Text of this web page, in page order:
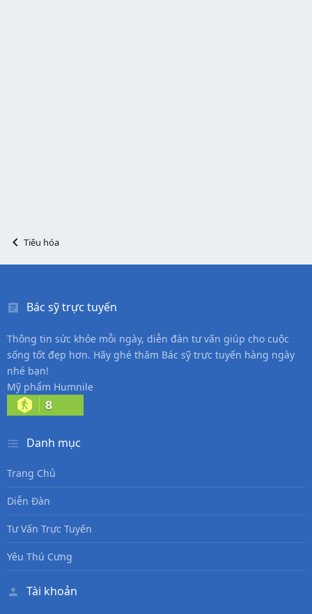
Tiêu hóa
Bác sỹ trực tuyến
Thông tin sức khỏe mỗi ngày, diễn đàn tư vấn giúp cho cuộc
sống tốt đẹp hơn. Hãy ghé thăm Bác sỹ trực tuyến hàng ngày
nhé bạn!
Mỹ phẩm Humnile
8
Danh mục
Trang Chủ
Diễn Đàn
Tư Vấn Trực Tuyến
Yêu Thú Cưng
Tài khoản